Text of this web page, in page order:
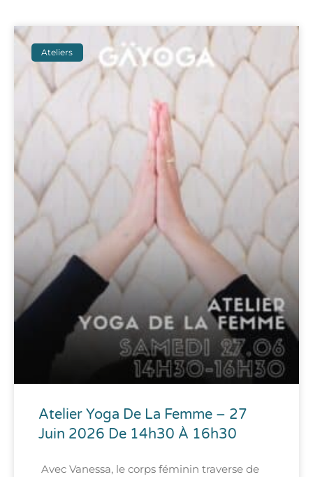
Ateliers
Atelier Yoga De La Femme – 27
Juin 2026 De 14h30 À 16h30
Avec Vanessa, le corps féminin traverse de